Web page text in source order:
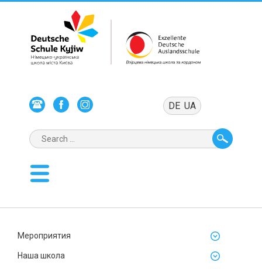
DE UA
Мероприятия
Наша школа